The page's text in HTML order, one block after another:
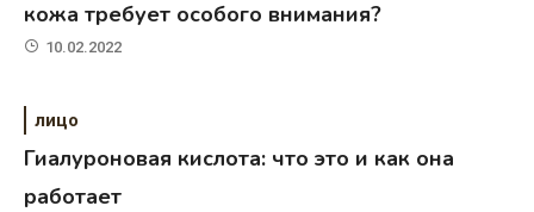
кожа требует особого внимания?
10.02.2022
лицо
Гиалуроновая кислота: что это и как она
работает